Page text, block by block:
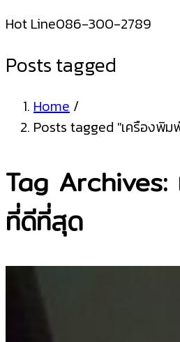
Hot Line086-300-2789
Posts tagged
Home /
Posts tagged "เครืองพิ
Tag Archives:
ที่ดีที่สุด